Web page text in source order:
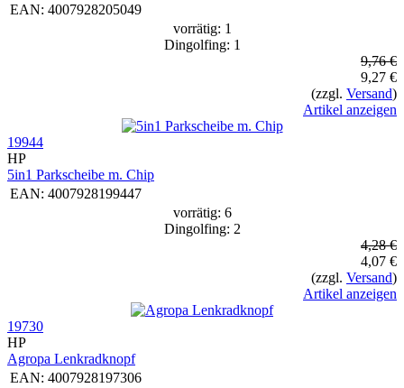
EAN: 4007928205049
vorrätig: 1
Dingolfing: 1
9,76 €
9,27 €
(zzgl. Versand)
Artikel anzeigen
19944
HP
5in1 Parkscheibe m. Chip
EAN: 4007928199447
vorrätig: 6
Dingolfing: 2
4,28 €
4,07 €
(zzgl. Versand)
Artikel anzeigen
19730
HP
Agropa Lenkradknopf
EAN: 4007928197306